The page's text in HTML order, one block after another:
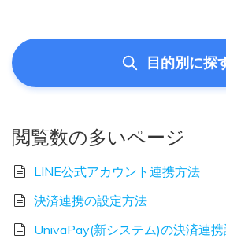
目的別に探
閲覧数の多いページ
LINE公式アカウント連携方法
決済連携の設定方法
UnivaPay(新システム)の決済連携